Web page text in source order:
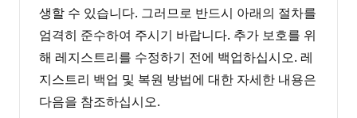
생할 수 있습니다. 그러므로 반드시 아래의 절차를
엄격히 준수하여 주시기 바랍니다. 추가 보호를 위
해 레지스트리를 수정하기 전에 백업하십시오. 레
지스트리 백업 및 복원 방법에 대한 자세한 내용은
다음을 참조하십시오.